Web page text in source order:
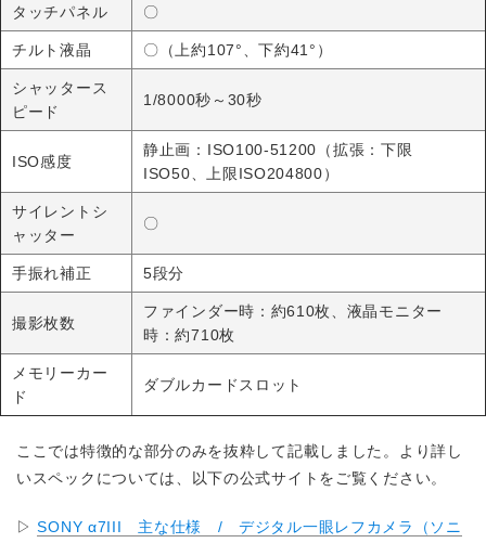
タッチパネル 〇
チルト液晶 〇（上約107°、下約41°）
シャッタース
ピード
1/8000秒～30秒
ISO感度
静止画：ISO100-51200（拡張：下限
ISO50、上限ISO204800）
サイレントシ
ャッター
〇
手振れ補正 5段分
撮影枚数
ファインダー時：約610枚、液晶モニター
時：約710枚
メモリーカー
ド
ダブルカードスロット
ここでは特徴的な部分のみを抜粋して記載しました。より詳し
いスペックについては、以下の公式サイトをご覧ください。
▷SONY α7III 主な仕様 / デジタル一眼レフカメラ（ソニ